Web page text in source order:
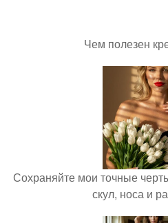
Чем полезен
Сохраняйте мои точные
скул, носа и